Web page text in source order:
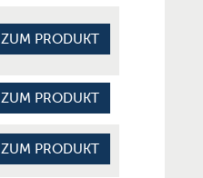
ZUM PRODUKT
ZUM PRODUKT
ZUM PRODUKT